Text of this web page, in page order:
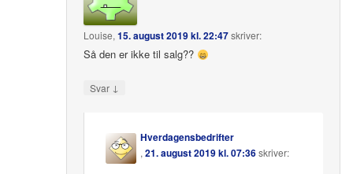
Louise,15. august 2019 kl. 22:47skriver:
Så den er ikke til salg??
Svar ↓
Hverdagensbedrifter
,21. august 2019 kl. 07:36skriver: